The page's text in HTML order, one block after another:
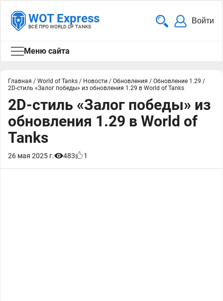
WOT Express
ВСЁ ПРО WORLD OF TANKS
Войти
Меню сайта
Главная / World of Tanks / Новости / Обновления / Обновление 1.29 /
2D-стиль «Залог победы» из обновления 1.29 в World of Tanks
2D-стиль «Залог победы» из
обновления 1.29 в World of
Tanks
26 мая 2025 г. 483 1